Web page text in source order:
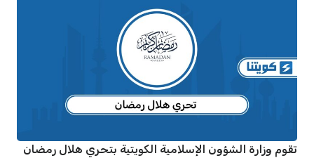
تقوم وزارة الشؤون الإسلامية الكويتية بتحري هلال رمضان